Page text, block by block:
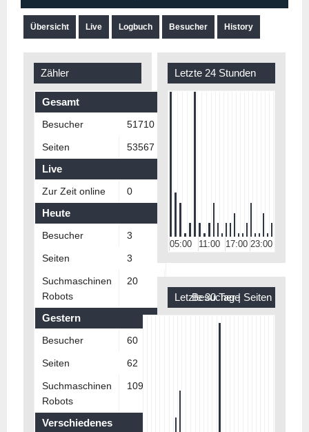
Home
News
Termine
Downloads
sonstiges
Gehe nie mit Fremden mit
Dein Körper gehört Dir
Sitemap
Statistik
Kontakt
Datenschutzerklärung
Barrierefreiheitserklärung
Übersicht Live Logbuch Besucher History
Zähler
Gesamt
Besucher 51710
Seiten 53567
Live
Zur Zeit online 0
Heute
Besucher 3
Seiten 3
Suchmaschinen
Robots
20
Gestern
Besucher 60
Seiten 62
Suchmaschinen
Robots
109
Verschiedenes
Letzte 24 Stunden
05:00 11:00 17:00 23:00
Letzte 30 Tage
Besucher| Seiten